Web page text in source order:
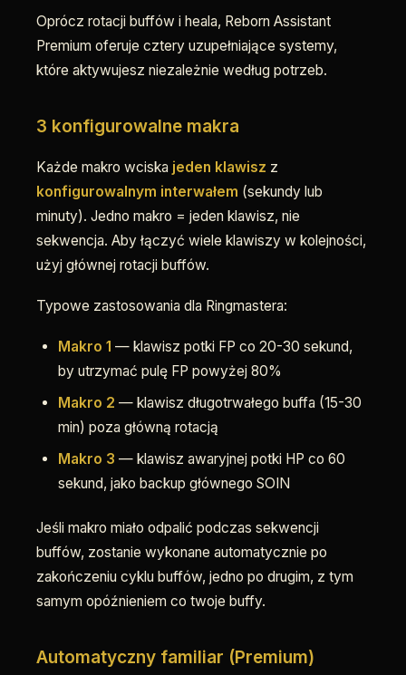
Oprócz rotacji buffów i heala, Reborn Assistant
Premium oferuje cztery uzupełniające systemy,
które aktywujesz niezależnie według potrzeb.
3 konfigurowalne makra
Każde makro wciska jeden klawisz z
konfigurowalnym interwałem (sekundy lub
minuty). Jedno makro = jeden klawisz, nie
sekwencja. Aby łączyć wiele klawiszy w kolejności,
użyj głównej rotacji buffów.
Typowe zastosowania dla Ringmastera:
Makro 1 — klawisz potki FP co 20-30 sekund,
by utrzymać pulę FP powyżej 80%
Makro 2 — klawisz długotrwałego buffa (15-30
min) poza główną rotacją
Makro 3 — klawisz awaryjnej potki HP co 60
sekund, jako backup głównego SOIN
Jeśli makro miało odpalić podczas sekwencji
buffów, zostanie wykonane automatycznie po
zakończeniu cyklu buffów, jedno po drugim, z tym
samym opóźnieniem co twoje buffy.
Automatyczny familiar (Premium)